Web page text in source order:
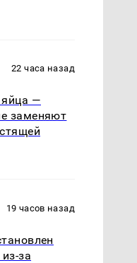
22 часа назад
яйца —
заменяют
19 часов назад
за